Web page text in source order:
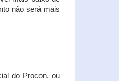
não será mais
do Procon, ou